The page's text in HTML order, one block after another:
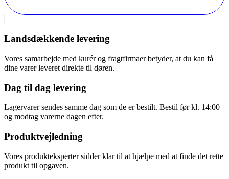
Landsdækkende levering
Vores samarbejde med kurér og fragtfirmaer betyder, at du kan få
dine varer leveret direkte til døren.
Dag til dag levering
Lagervarer sendes samme dag som de er bestilt. Bestil før kl. 14:00
og modtag varerne dagen efter.
Produktvejledning
Vores produkteksperter sidder klar til at hjælpe med at finde det rette
produkt til opgaven.